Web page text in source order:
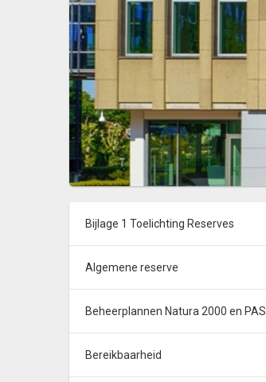
Bijlage 1 Toelichting Reserves
Algemene reserve
Beheerplannen Natura 2000 en PAS
Bereikbaarheid